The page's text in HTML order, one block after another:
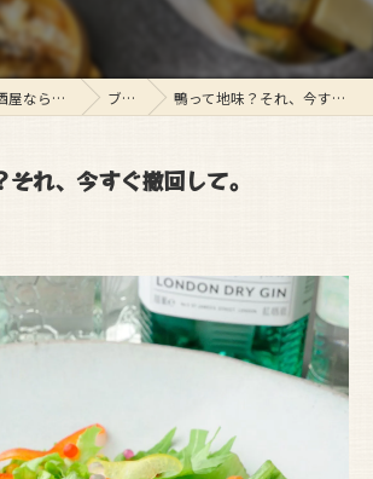
大阪府梅田の居酒屋ならスタンド ぱと ブログ 鴨って地味？それ、今すぐ撤回して。
れ、今すぐ撤回して。